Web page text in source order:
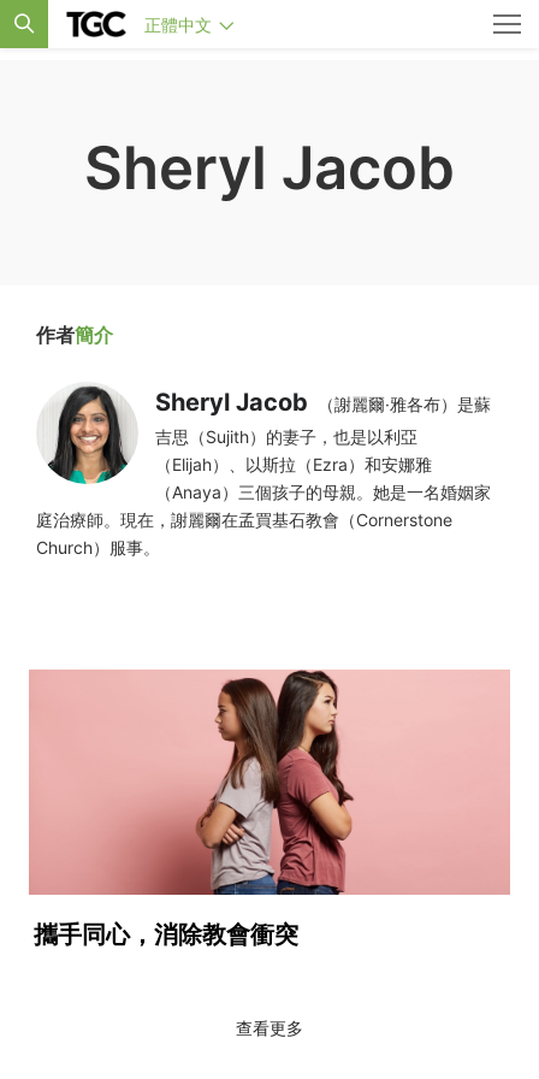
正體中文
Sheryl Jacob
作者簡介
Sheryl Jacob
（謝麗爾·雅各布）是蘇
吉思（Sujith）的妻子，也是以利亞
（Elijah）、以斯拉（Ezra）和安娜雅
（Anaya）三個孩子的母親。她是一名婚姻家
庭治療師。現在，謝麗爾在孟買基石教會（Cornerstone
Church）服事。
攜手同心，消除教會衝突
查看更多